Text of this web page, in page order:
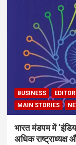
BUSINESS
MAIN STORIES
भारत मंडपम में
अधिक राष्ट्राध्यक्ष